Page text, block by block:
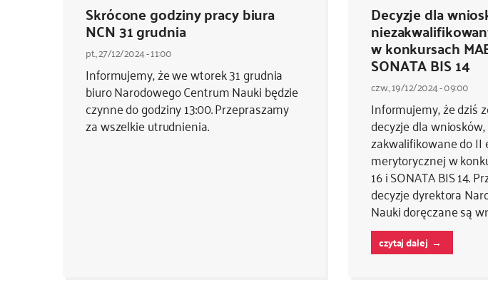
Skrócone godziny pracy biura
NCN 31 grudnia
pt., 27/12/2024 - 11:00
Informujemy, że we wtorek 31 grudnia
biuro Narodowego Centrum Nauki będzie
czynne do godziny 13:00. Przepraszamy
za wszelkie utrudnienia.
Decyzje dla
w konkursach
SONATA BIS 14
czw., 19/12/2024 - 09:00
Informujemy, że dziś
decyzje dla
zakwalifikowane do II
merytorycznej w
16 i SONATA BIS 14.
decyzje dyrektora
Nauki doręczane są
czytaj dalej